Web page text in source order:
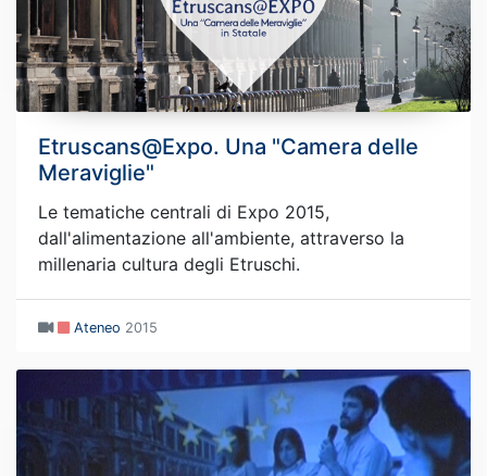
Etruscans@Expo. Una "Camera delle
Meraviglie"
Le tematiche centrali di Expo 2015,
dall'alimentazione all'ambiente, attraverso la
millenaria cultura degli Etruschi.
Ateneo 2015